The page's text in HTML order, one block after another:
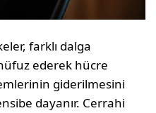
farklı dalga
ederek hücre
giderilmesini
dayanır. Cerrahi